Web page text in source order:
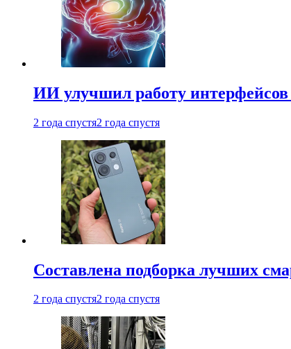
ИИ улучшил работу
2 года спустя2 года спустя
Составлена подборка лучших
2 года спустя2 года спустя